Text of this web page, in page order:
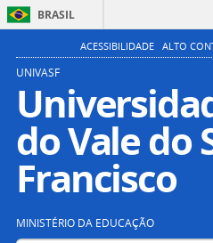
BRASIL
ACESSIBILIDADE ALTO
UNIVASF
do Vale do
Francisco
MINISTÉRIO DA EDUCAÇÃO